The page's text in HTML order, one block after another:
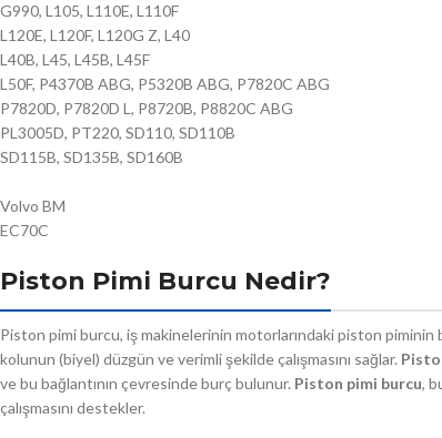
G990, L105, L110E, L110F
L120E, L120F, L120G Z, L40
L40B, L45, L45B, L45F
L50F, P4370B ABG, P5320B ABG, P7820C ABG
P7820D, P7820D L, P8720B, P8820C ABG
PL3005D, PT220, SD110, SD110B
SD115B, SD135B, SD160B
Volvo BM
EC70C
Piston Pimi Burcu Nedir?
Piston pimi burcu, iş makinelerinin motorlarındaki piston piminin
kolunun (biyel) düzgün ve verimli şekilde çalışmasını sağlar.
ve bu bağlantının çevresinde burç bulunur. Piston pimi burcu,
çalışmasını destekler.